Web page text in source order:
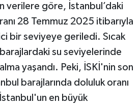
verilere göre, İstanbul’daki
28 Temmuz 2025 itibarıyla
bir seviyeye geriledi. Sıcak
su seviyelerinde
yaşandı. Peki, İSKİ'nin son
barajlarında doluluk oranı
en büyük